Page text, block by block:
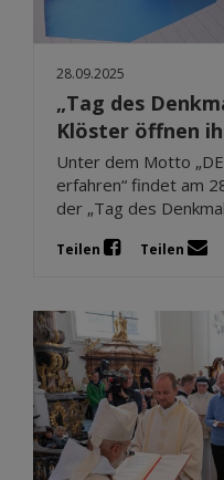
28.09.2025
„Tag des
Klöster öffnen
Unter dem Motto
erfahren“ findet am
der „Tag des
Teilen Teilen